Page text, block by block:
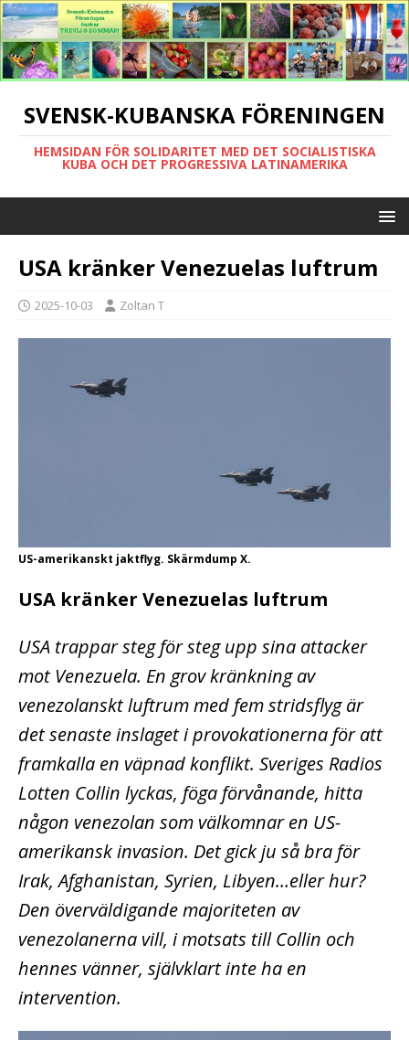
SVENSK-KUBANSKA FÖRENINGEN
HEMSIDAN FÖR SOLIDARITET MED DET SOCIALISTISKA
KUBA OCH DET PROGRESSIVA LATINAMERIKA
USA kränker Venezuelas luftrum
2025-10-03 Zoltan T
US-amerikanskt jaktflyg. Skärmdump X.
USA kränker Venezuelas luftrum
USA trappar steg för steg upp sina attacker
mot Venezuela. En grov kränkning av
venezolanskt luftrum med fem stridsflyg är
det senaste inslaget i provokationerna för att
framkalla en väpnad konflikt. Sveriges Radios
Lotten Collin lyckas, föga förvånande, hitta
någon venezolan som välkomnar en US-
amerikansk invasion. Det gick ju så bra för
Irak, Afghanistan, Syrien, Libyen…eller hur?
Den överväldigande majoriteten av
venezolanerna vill, i motsats till Collin och
hennes vänner, självklart inte ha en
intervention.